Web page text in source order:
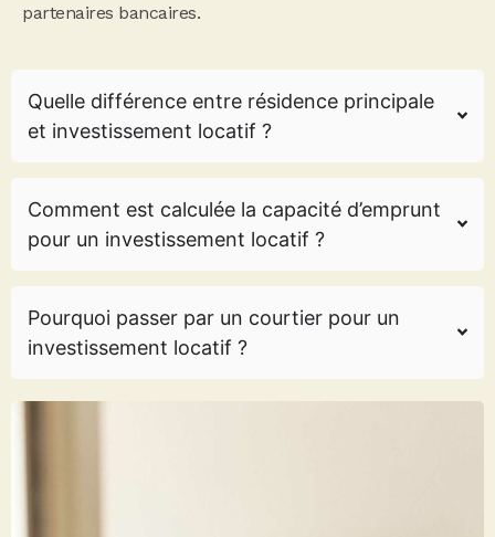
partenaires bancaires.
Quelle différence entre résidence principale
et investissement locatif ?
Comment est calculée la capacité d’emprunt
pour un investissement locatif ?
Pourquoi passer par un courtier pour un
investissement locatif ?